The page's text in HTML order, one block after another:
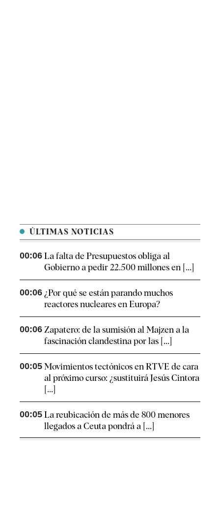
ÚLTIMAS NOTICIAS
00:06 La falta de Presupuestos obliga al
Gobierno a pedir 22.500 millones en [...]
00:06 ¿Por qué se están parando muchos
reactores nucleares en Europa?
00:06 Zapatero: de la sumisión al Majzen a la
fascinación clandestina por las [...]
00:05 Movimientos tectónicos en RTVE de cara
al próximo curso: ¿sustituirá Jesús Cintora
[...]
00:05 La reubicación de más de 800 menores
llegados a Ceuta pondrá a [...]